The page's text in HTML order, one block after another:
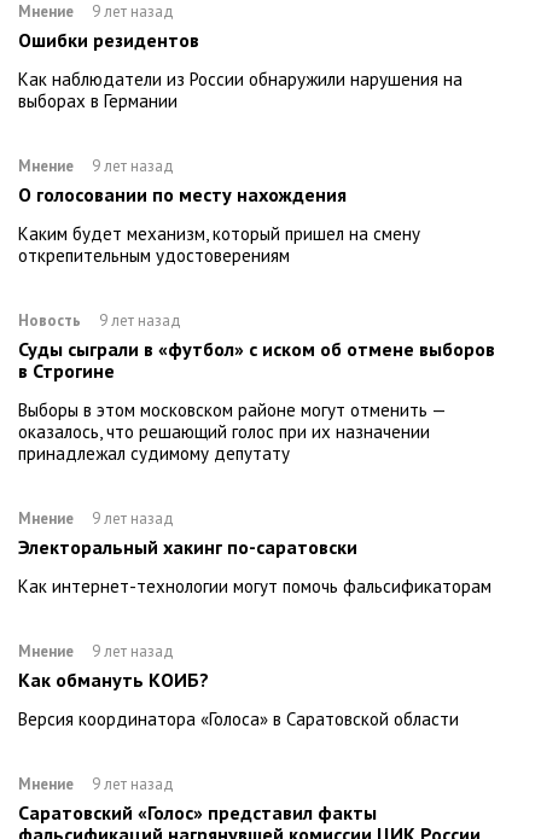
Мнение 9 лет назад
Ошибки резидентов
Как наблюдатели из России обнаружили нарушения на
выборах в Германии
Мнение 9 лет назад
О голосовании по месту нахождения
Каким будет механизм, который пришел на смену
открепительным удостоверениям
Новость 9 лет назад
Суды сыграли в «футбол» с иском об отмене выборов
в Строгине
Выборы в этом московском районе могут отменить —
оказалось, что решающий голос при их назначении
принадлежал судимому депутату
Мнение 9 лет назад
Электоральный хакинг по-саратовски
Как интернет-технологии могут помочь фальсификаторам
Мнение 9 лет назад
Как обмануть КОИБ?
Версия координатора «Голоса» в Саратовской области
Мнение 9 лет назад
Саратовский «Голос» представил факты
фальсификаций нагрянувшей комиссии ЦИК России